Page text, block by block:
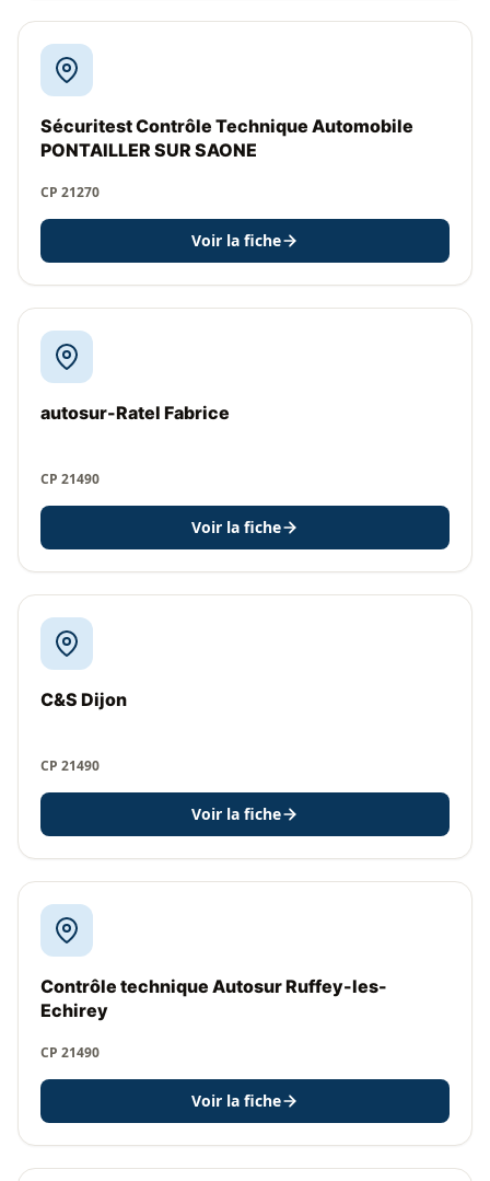
Sécuritest Contrôle Technique Automobile
PONTAILLER SUR SAONE
CP 21270
Voir la fiche
autosur-Ratel Fabrice
CP 21490
Voir la fiche
C&S Dijon
CP 21490
Voir la fiche
Contrôle technique Autosur Ruffey-les-
Echirey
CP 21490
Voir la fiche